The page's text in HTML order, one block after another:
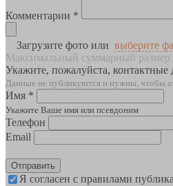
Комментарии *
Загрузите фото или выберите
Максимальный суммарный
Укажите, пожалуйста, контактные
Данные не публикуются и нужны, чтобы
Имя *
Укажите Ваше имя или псевдоним
Телефон
Email
Отправить
Я согласен с правилами